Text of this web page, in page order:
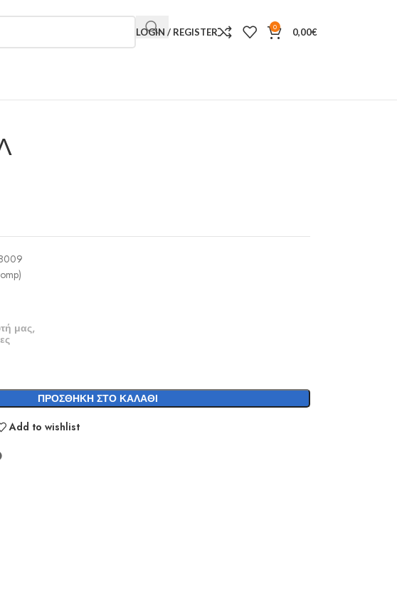
LOGIN / REGISTER 0 0,00€
μας,
ΠΡΟΣΘΉΚΗ ΣΤΟ ΚΑΛΆΘΙ
Add to wishlist